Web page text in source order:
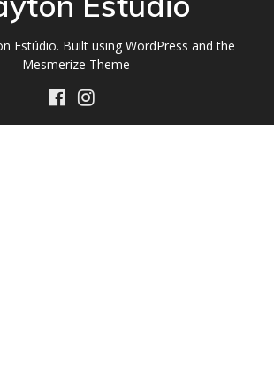
Estúdio. Built using WordPress and the
Mesmerize Theme